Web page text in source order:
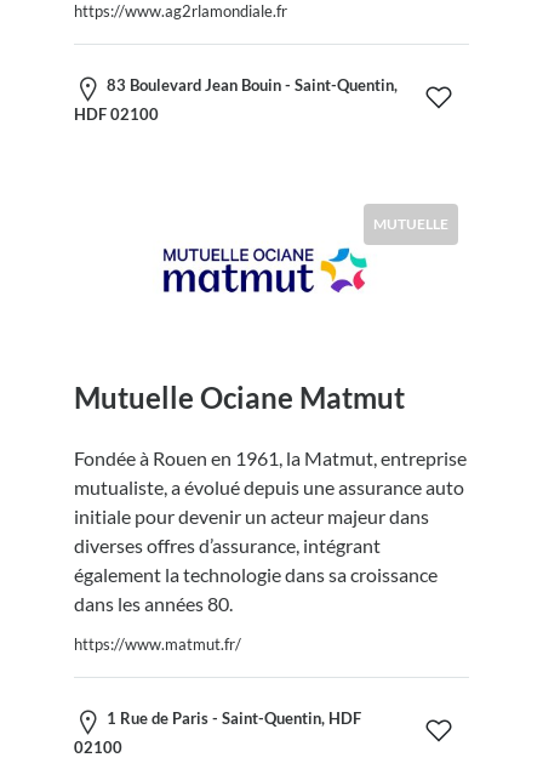
https://www.ag2rlamondiale.fr
83 Boulevard Jean Bouin - Saint-Quentin,
HDF 02100
MUTUELLE
Mutuelle Ociane Matmut
Fondée à Rouen en 1961, la Matmut, entreprise
mutualiste, a évolué depuis une assurance auto
initiale pour devenir un acteur majeur dans
diverses offres d’assurance, intégrant
également la technologie dans sa croissance
dans les années 80.
https://www.matmut.fr/
1 Rue de Paris - Saint-Quentin, HDF
02100